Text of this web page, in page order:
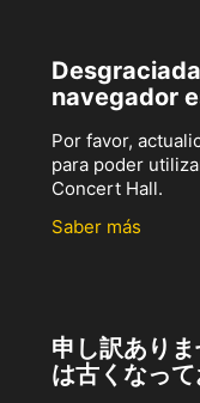
navegador
Por favor,
para poder
Concert Hall.
Saber más
申し訳あり
は古くなっ